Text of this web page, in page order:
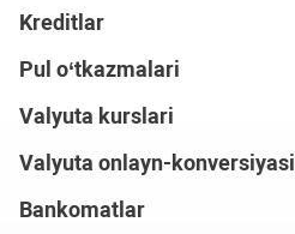
Kreditlar
Pul o‘tkazmalari
Valyuta kurslari
Valyuta onlayn-konversiyasi
Bankomatlar